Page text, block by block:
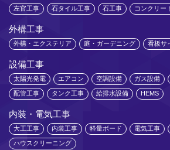
左官工事 石タイル工事 石工事 コンクリー
外構工事
外構・エクステリア 庭・ガーデニング 看板サ
設備工事
太陽光発電 エアコン 空調設備 ガス設備
配管工事 タンク工事 給排水設備 HEMS
内装・電気工事
大工工事 内装工事 軽量ボード 電気工事
ハウスクリーニング